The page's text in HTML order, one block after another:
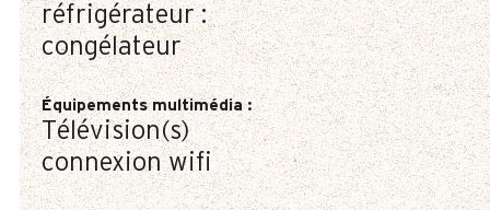
réfrigérateur :
congélateur
Équipements multimédia:
Télévision(s)
connexion wifi